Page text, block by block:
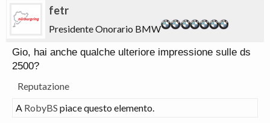
fetr
Presidente Onorario BMW
Gio, hai anche qualche ulteriore impressione sulle ds
2500?
Reputazione
A RobyBS piace questo elemento.